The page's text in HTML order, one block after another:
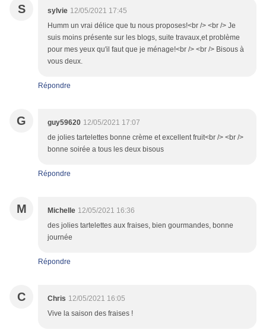
S sylvie 12/05/2021 17:45
Humm un vrai délice que tu nous proposes!<br /> <br /> Je
suis moins présente sur les blogs, suite travaux,et problème
pour mes yeux qu'il faut que je ménage!<br /> <br /> Bisous à
vous deux.
Répondre
G guy59620 12/05/2021 17:07
de jolies tartelettes bonne crème et excellent fruit<br /> <br />
bonne soirée a tous les deux bisous
Répondre
M Michelle 12/05/2021 16:36
des jolies tartelettes aux fraises, bien gourmandes, bonne
journée
Répondre
C Chris 12/05/2021 16:05
Vive la saison des fraises !